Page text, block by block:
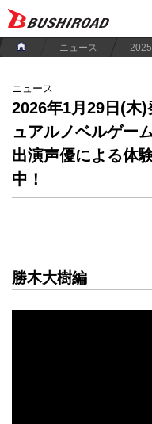
ニュース
ニュース
2026年1月29日(木
ュアルノベルゲー
出演声優による体
中！
勝木大樹編